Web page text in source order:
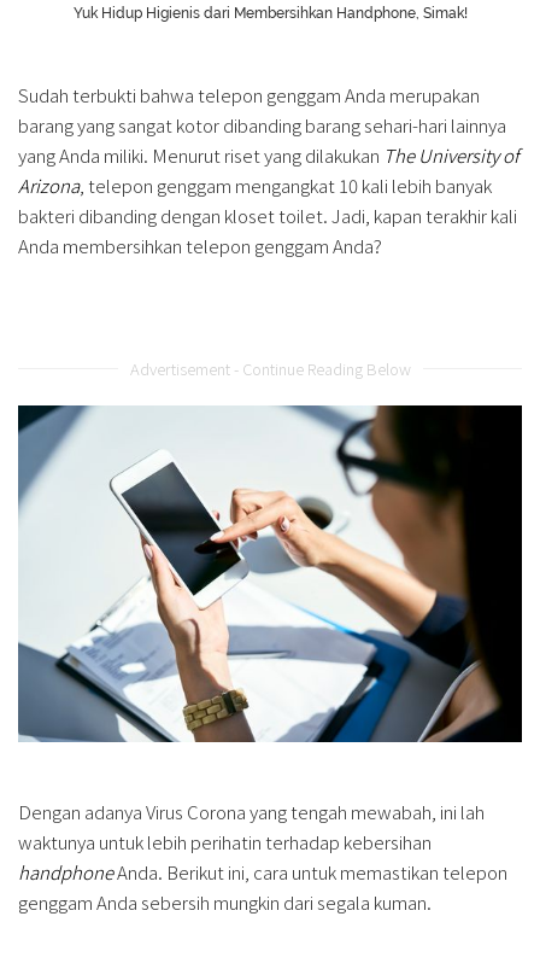
Yuk Hidup Higienis dari Membersihkan Handphone, Simak!
Sudah terbukti bahwa telepon genggam Anda merupakan
barang yang sangat kotor dibanding barang sehari-hari lainnya
yang Anda miliki. Menurut riset yang dilakukan The University of
Arizona, telepon genggam mengangkat 10 kali lebih banyak
bakteri dibanding dengan kloset toilet. Jadi, kapan terakhir kali
Anda membersihkan telepon genggam Anda?
Advertisement - Continue Reading Below
Dengan adanya Virus Corona yang tengah mewabah, ini lah
waktunya untuk lebih perihatin terhadap kebersihan
handphoneAnda. Berikut ini, cara untuk memastikan telepon
genggam Anda sebersih mungkin dari segala kuman.